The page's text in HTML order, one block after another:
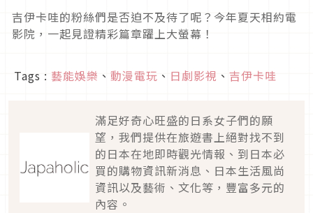
吉伊卡哇的粉絲們是否迫不及待了呢？今年夏天相約電
影院，一起見證精彩篇章躍上大螢幕！
Tags : 藝能娛樂 、 動漫電玩 、 日劇影視 、 吉伊卡哇
滿足好奇心旺盛的日系女子們的願
望，我們提供在旅遊書上絕對找不到
的日本在地即時觀光情報、到日本必
買的購物資訊新消息、日本生活風尚
資訊以及藝術、文化等，豐富多元的
內容。